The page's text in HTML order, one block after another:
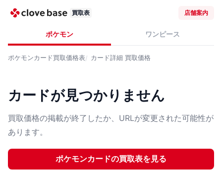
買取表 店舗案内
ポケモン ワンピース
ポケモンカード買取価格表 カード詳細 買取価格
カードが見つかりません
買取価格の掲載が終了したか、URLが変更された可能性が
あります。
ポケモンカードの買取表を見る